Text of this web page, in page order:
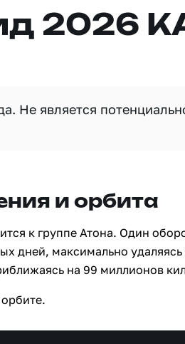
2026
Не является
и орбита
к группе Атона. Один
дней, максимально удаляясь
на 99 миллионов